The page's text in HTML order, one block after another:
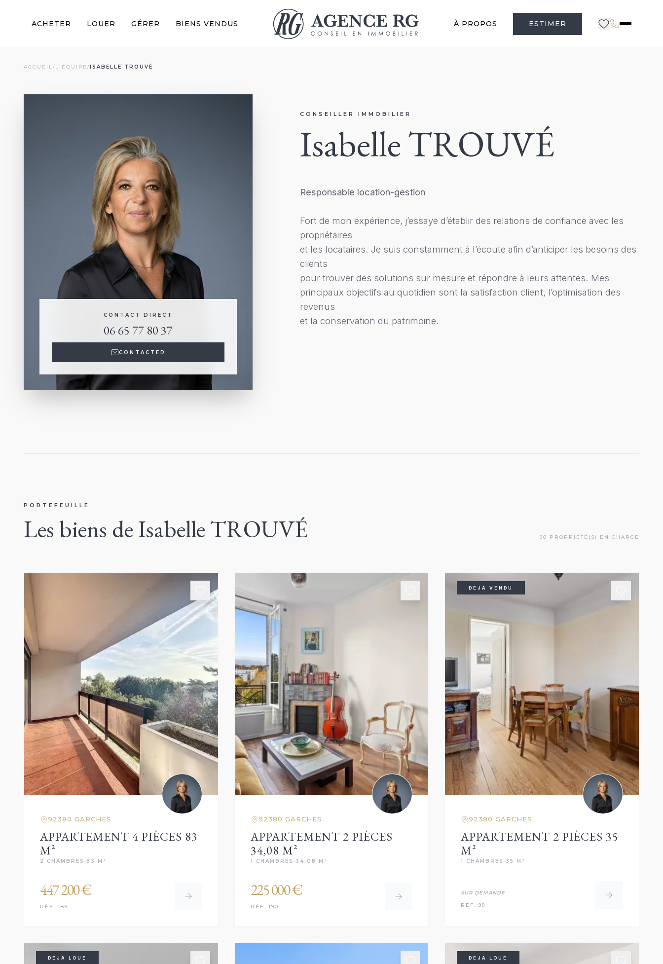
ACHETER LOUER GÉRER BIENS VENDUS À PROPOS ESTIMER
ACCUEIL/L'ÉQUIPE /ISABELLE TROUVÉ
CONTACT DIRECT
06 65 77 80 37
CONTACTER
CONSEILLER IMMOBILIER
Isabelle TROUVÉ
Responsable location-gestion
Fort de mon expérience, j’essaye d’établir des relations de confiance avec les
propriétaires
et les locataires. Je suis constamment à l’écoute afin d’anticiper les besoins des
clients
pour trouver des solutions sur mesure et répondre à leurs attentes. Mes
principaux objectifs au quotidien sont la satisfaction client, l’optimisation des
revenus
et la conservation du patrimoine.
PORTEFEUILLE
Les biens de Isabelle TROUVÉ 90 PROPRIÉTÉ(S) EN CHARGE
92380 GARCHES
APPARTEMENT 4 PIÈCES 83
M²
2 CHAMBRES 83 M²
447 200 €
RÉF. 186
92380 GARCHES
APPARTEMENT 2 PIÈCES
34,08 M²
1 CHAMBRES 34.08 M²
225 000 €
RÉF. 190
DÉJÀ VENDU
92380 GARCHES
APPARTEMENT 2 PIÈCES 35
M²
1 CHAMBRES 35 M²
SUR DEMANDE
RÉF. 99
DÉJÀ LOUÉ DÉJÀ LOUÉ